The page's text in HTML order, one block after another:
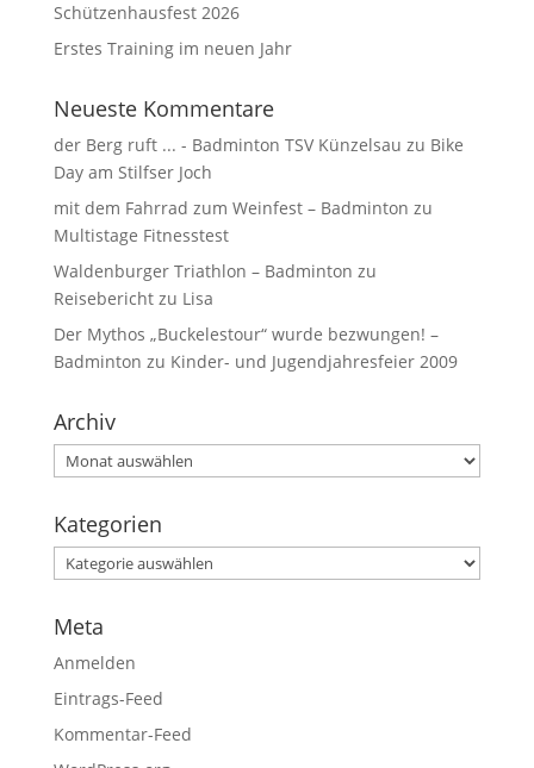
Schützenhausfest 2026
Erstes Training im neuen Jahr
Neueste Kommentare
der Berg ruft ... - Badminton TSV Künzelsau zu Bike
Day am Stilfser Joch
mit dem Fahrrad zum Weinfest – Badminton zu
Multistage Fitnesstest
Waldenburger Triathlon – Badminton zu
Reisebericht zu Lisa
Der Mythos „Buckelestour“ wurde bezwungen! –
Badminton zu Kinder- und Jugendjahresfeier 2009
Archiv
Kategorien
Meta
Anmelden
Eintrags-Feed
Kommentar-Feed